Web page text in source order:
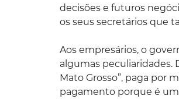
decisões e futuros
os seus secretários que
Aos empresários, o
algumas peculiaridades.
Mato Grosso”, paga por
pagamento porque é